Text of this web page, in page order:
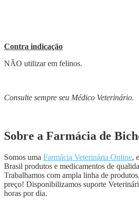
Contra indicação
NÃO utilizar em felinos.
Consulte sempre seu Médico Veterinário.
Sobre a Farmácia de
Somos uma Farmácia Veterinária Online,
Brasil produtos e medicamentos de
Trabalhamos com ampla linha de
preço! Disponibilizamos suporte
horas por dia.